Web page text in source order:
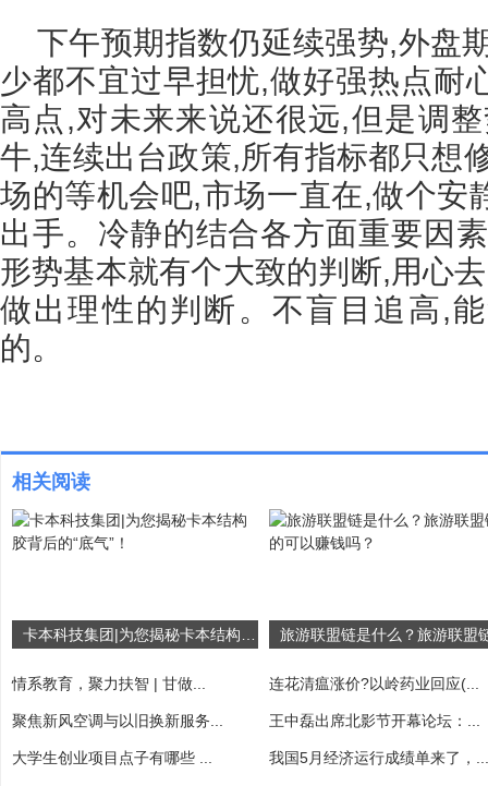
下午预期指数仍延续强势,外盘
少都不宜过早担忧,做好强热点耐
高点,对未来来说还很远,但是调
牛,连续出台政策,所有指标都只想
场的等机会吧,市场一直在,做个安
出手。冷静的结合各方面重要因
形势基本就有个大致的判断,用心
做出理性的判断。不盲目追高,
的。
相关阅读
卡本科技集团|为您揭秘卡本结构胶背后的“底气”！
情系教育，聚力扶智 | 甘做... 连花清瘟涨价?以岭药业回应(...
聚焦新风空调与以旧换新服务... 王中磊出席北影节开幕论坛：...
大学生创业项目点子有哪些 ... 我国5月经济运行成绩单来了，...